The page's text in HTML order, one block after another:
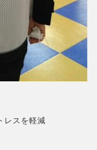
レスを軽減